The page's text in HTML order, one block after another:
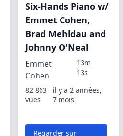
Six-Hands Piano w/
Emmet Cohen,
Brad Mehldau and
Johnny O'Neal
Emmet
Cohen
13m
13s
82 863
vues
il y a 2 années,
7 mois
Regarder sur